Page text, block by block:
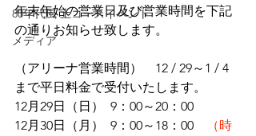
80年代風 土コースイベント
メディア
年末年始の営業日及び営業時間を下記
の通りお知らせ致します。
（アリーナ営業時間）　12 / 29～1 / 4
まで平日料金で受付いたします。
12月29日（日）  9：00～20：00
12月30日（月）  9：00～18：00
（時